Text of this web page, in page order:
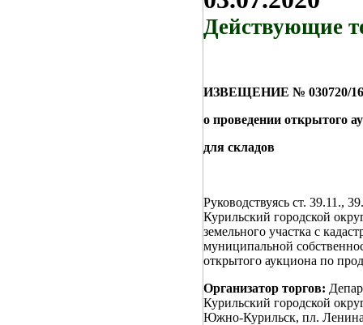
Действующие
ИЗВЕЩЕНИЕ № 030720/
о проведении открытого
для складов
Руководствуясь ст.
Курильский городской
земельного участка с
муниципальной
открытого аукциона по
Организатор торгов:
Курильский городской
Южно-Курильск, пл.